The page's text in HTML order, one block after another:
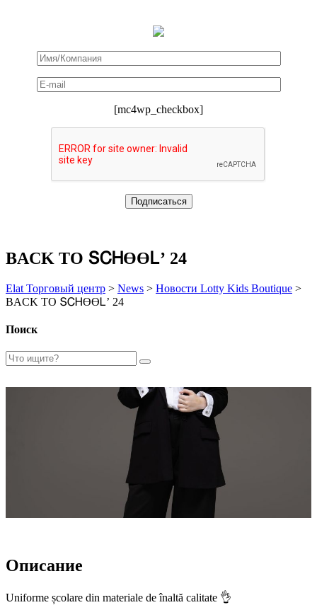
[mc4wp_checkbox]
BACK TO ՏᏟᎻϴϴᏞ’ 24
Elat Торговый центр > News > Новости Lotty Kids Boutique >
BACK TO ՏᏟᎻϴϴᏞ’ 24
Поиск
Описание
Uniforme școlare din materiale de înaltă calitate 👌